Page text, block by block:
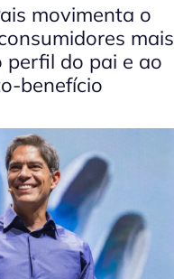
movimenta o
mais
perfil do pai e ao
benefício